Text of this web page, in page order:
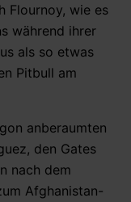
Flournoy, wie es
während ihrer
als so etwas
Pitbull am
anberaumten
den Gates
nach dem
Afghanistan-